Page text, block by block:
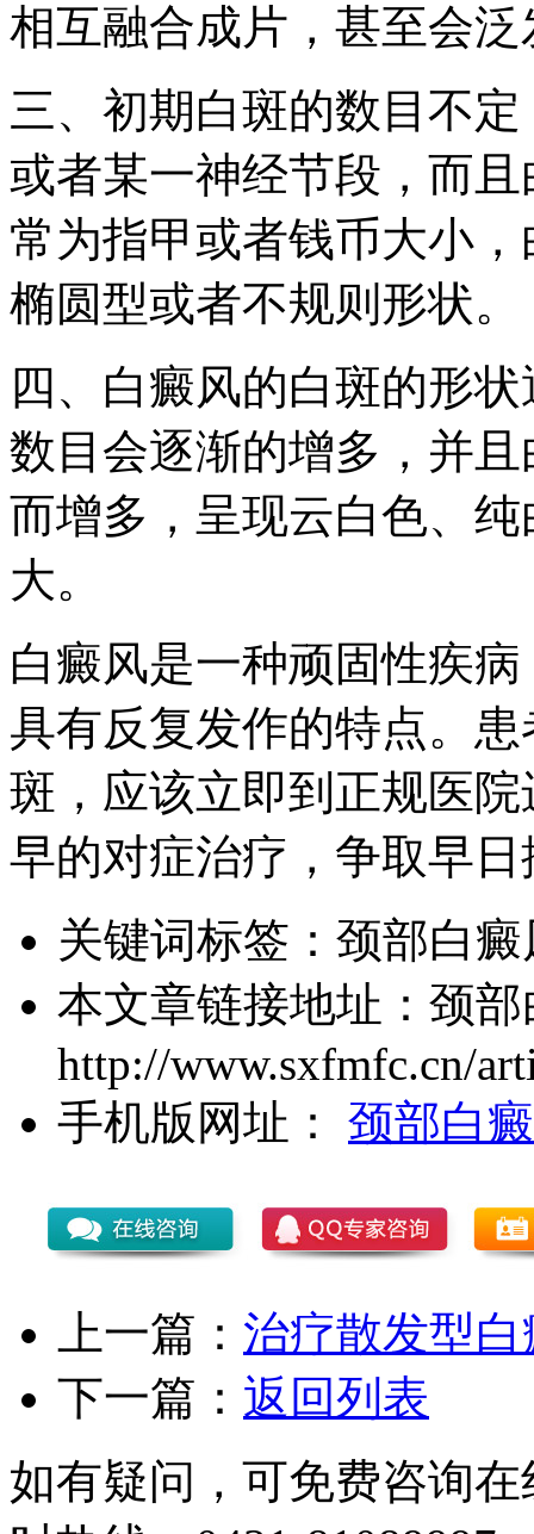
相互融合成片，甚至会
三、初期白斑的数目不
或者某一神经节段，而
常为指甲或者钱币大小
椭圆型或者不规则形状。
四、白癜风的白斑的形
数目会逐渐的增多，并
而增多，呈现云白色、
大。
白癜风是一种顽固性疾
具有反复发作的特点。
斑，应该立即到正规医
早的对症治疗，争取早
关键词标签： 颈部白
本文章链接地址： 颈部
http://www.sxfmfc.cn/
手机版网址：
颈部白
上一篇： 治疗散发型
下一篇： 返回列表
如有疑问，可免费咨询